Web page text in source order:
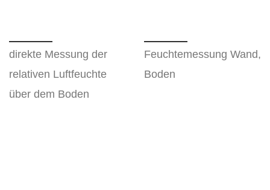
direkte Messung der
relativen Luftfeuchte
über dem Boden
Feuchtemessung Wand,
Boden